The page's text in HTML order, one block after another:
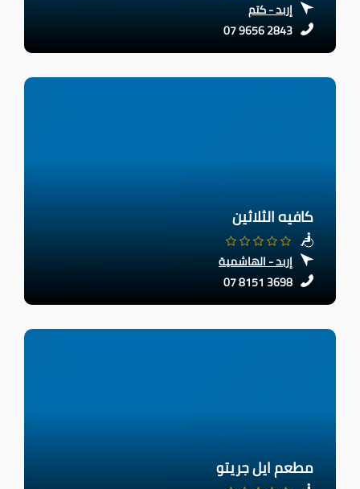
إربد - كتم
07 9656 2843
كافيه الثلاثين
إربد - الهاشمية
07 8151 3698
مطعم ايل جريتو